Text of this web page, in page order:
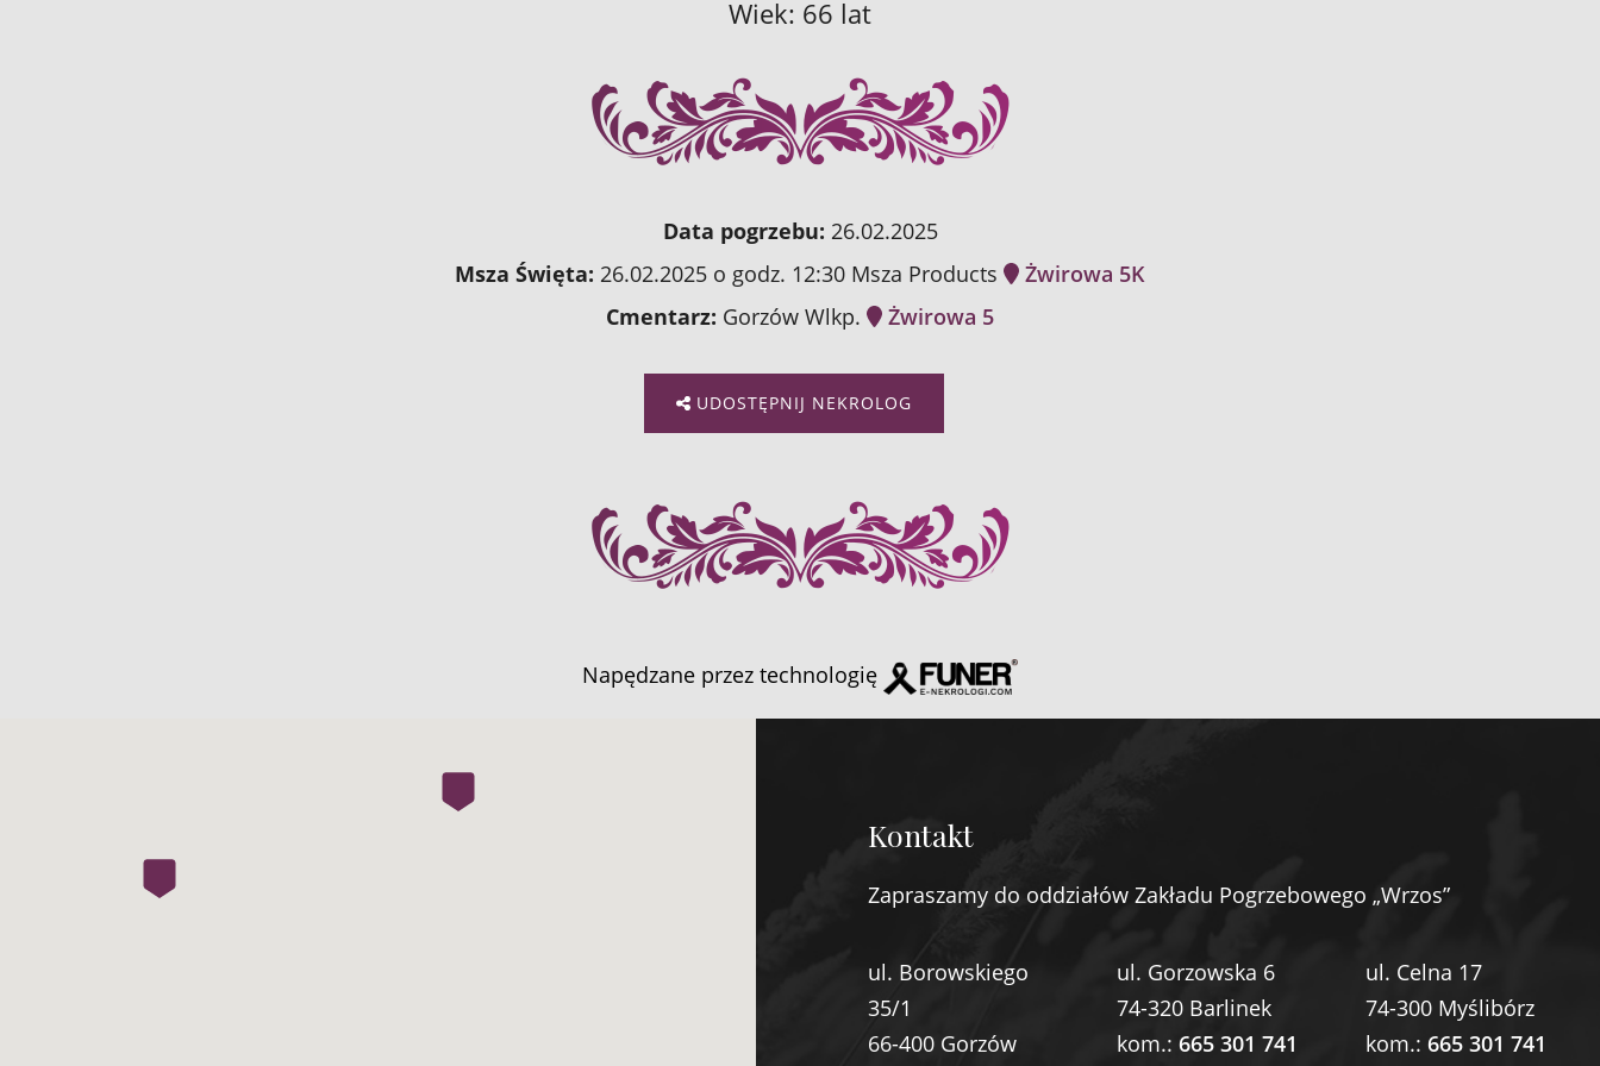
Wiek: 66 lat
Data pogrzebu: 26.02.2025
Msza Święta: 26.02.2025 o godz. 12:30 Msza Products
Żwirowa 5K
Cmentarz: Gorzów Wlkp. Żwirowa 5
UDOSTĘPNIJ NEKROLOG
Napędzane przez technologię
Kontakt
Zapraszamy do oddziałów Zakładu Pogrzebowego „Wrzos”
ul. Borowskiego
35/1
66-400 Gorzów
ul. Gorzowska 6
74-320 Barlinek
kom.:665 301 741
ul. Celna 17
74-300 Myślibórz
kom.:665 301 741